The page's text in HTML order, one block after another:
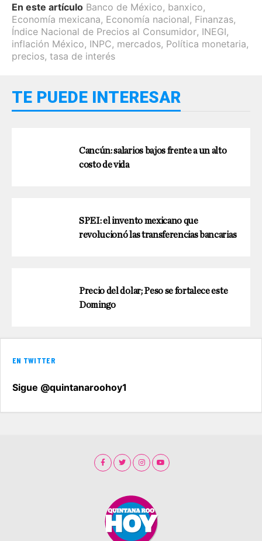
En este artículo Banco de México, banxico,
Economía mexicana, Economía nacional, Finanzas,
Índice Nacional de Precios al Consumidor, INEGI,
inflación México, INPC, mercados, Política monetaria,
precios, tasa de interés
TE PUEDE INTERESAR
Cancún: salarios bajos frente a un alto
costo de vida
SPEI: el invento mexicano que
revolucionó las transferencias bancarias
Precio del dolar; Peso se fortalece este
Domingo
EN TWITTER
Sigue @quintanaroohoy1